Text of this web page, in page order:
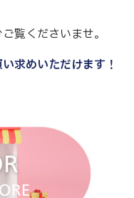
覧くださいませ。
求めいただけます！